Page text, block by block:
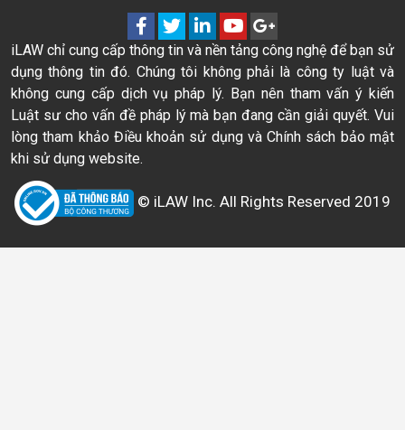
iLAW chỉ cung cấp thông tin và nền tảng công nghệ để bạn sử
dụng thông tin đó. Chúng tôi không phải là công ty luật và
không cung cấp dịch vụ pháp lý. Bạn nên tham vấn ý kiến
Luật sư cho vấn đề pháp lý mà bạn đang cần giải quyết. Vui
lòng tham khảo Điều khoản sử dụng và Chính sách bảo mật
khi sử dụng website.
© iLAW Inc. All Rights Reserved 2019